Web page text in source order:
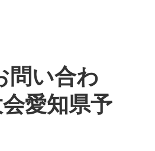
問い合わ
愛知県予